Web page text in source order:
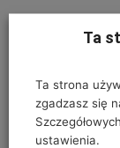
Ta
Ta strona
zgadzasz się
ustawienia.